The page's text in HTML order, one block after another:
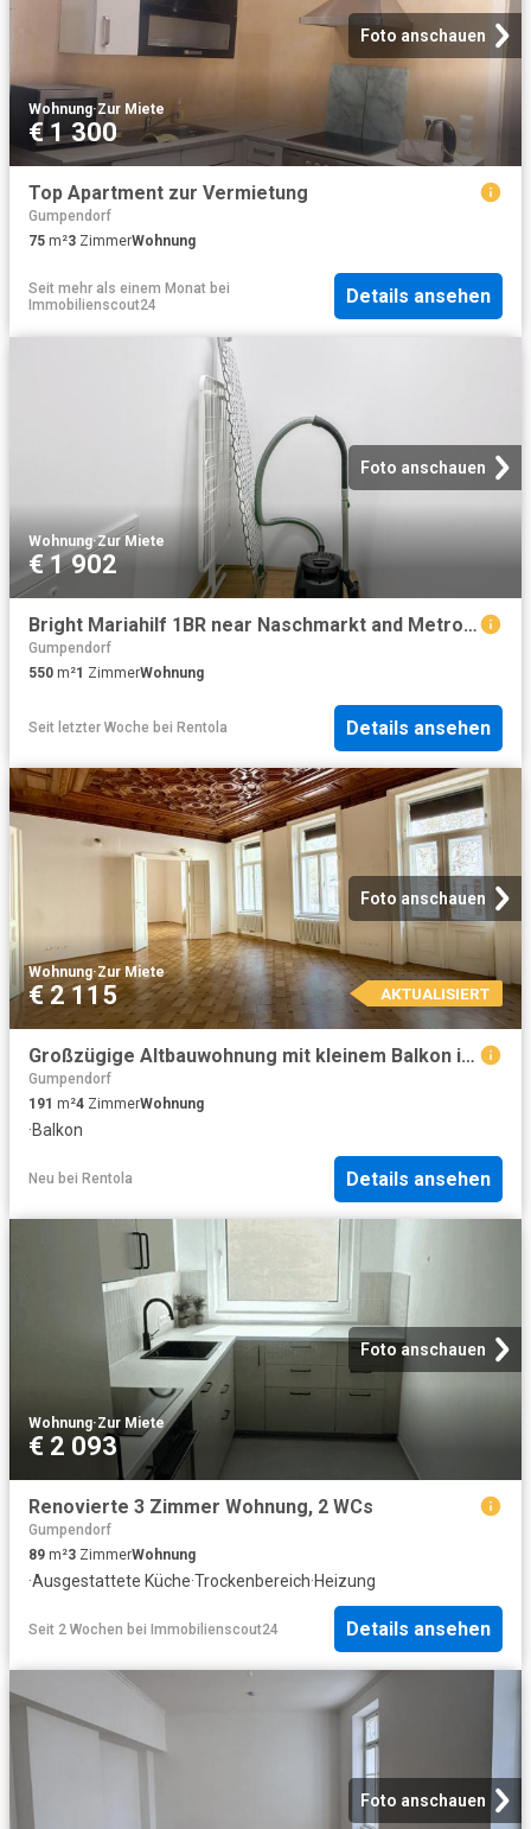
Foto anschauen
Wohnung·Zur Miete
€ 1 300
Top Apartment zur Vermietung
Gumpendorf
75 m²3 ZimmerWohnung
Seit mehr als einem Monat bei
Immobilienscout24
Details ansehen
Foto anschauen
Wohnung·Zur Miete
€ 1 902
Bright Mariahilf 1BR near Naschmarkt and Metro U4 & U3, Vienna Amsterdam Apartments for Rent
Gumpendorf
550 m²1 ZimmerWohnung
Seit letzter Woche bei Rentola Details ansehen
Foto anschauen
Wohnung·Zur Miete
€ 2 115 AKTUALISIERT
Großzügige Altbauwohnung mit kleinem Balkon in repräsentativen Stilaltbau
Gumpendorf
191 m²4 ZimmerWohnung
·Balkon
Neu bei Rentola Details ansehen
Foto anschauen
Wohnung·Zur Miete
€ 2 093
Renovierte 3 Zimmer Wohnung, 2 WCs
Gumpendorf
89 m²3 ZimmerWohnung
·Ausgestattete Küche·Trockenbereich·Heizung
Seit 2 Wochen bei Immobilienscout24 Details ansehen
Foto anschauen